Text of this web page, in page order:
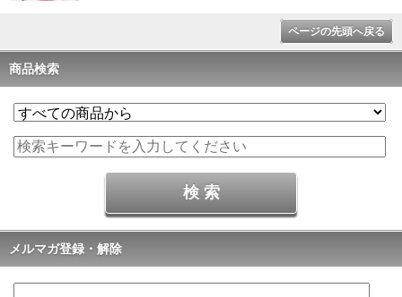
ページの先頭へ戻る
商品検索
メルマガ登録・解除